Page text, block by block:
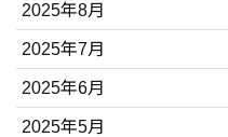
2025年8月
2025年7月
2025年6月
2025年5月